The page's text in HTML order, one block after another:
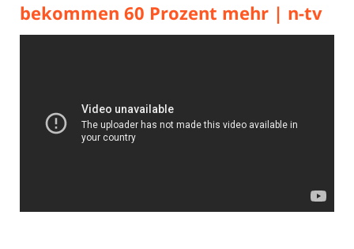
bekommen 60 Prozent mehr | n-tv